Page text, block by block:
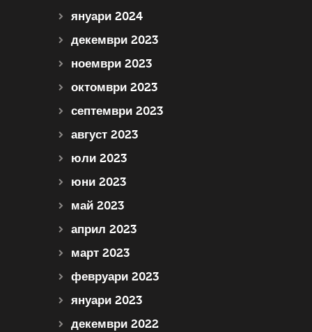
януари 2024
декември 2023
ноември 2023
октомври 2023
септември 2023
август 2023
юли 2023
юни 2023
май 2023
април 2023
март 2023
февруари 2023
януари 2023
декември 2022